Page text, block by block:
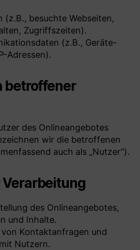
(z.B., besuchte Webseiten,
Zugriffszeiten).
(z.B., Geräte-
Adressen).
betroffener
des Onlineangebotes
wir die betroffenen
auch als „Nutzer“).
des Onlineangebotes,
und Inhalte.
Kontaktanfragen und
Nutzern.